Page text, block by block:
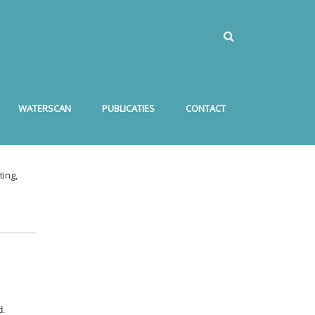
WATERSCAN PUBLICATIES CONTACT